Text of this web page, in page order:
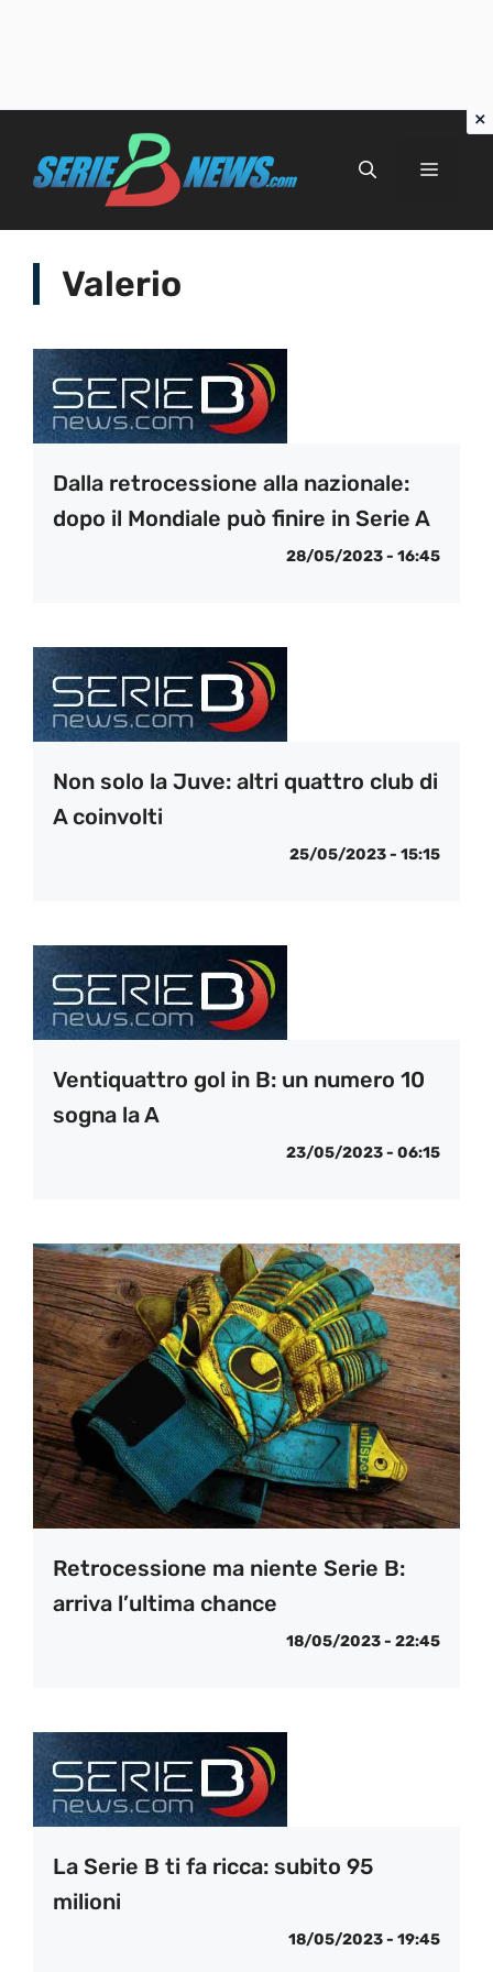
Menu
Valerio
Dalla retrocessione alla nazionale:
dopo il Mondiale può finire in Serie A
28/05/2023 - 16:45
Non solo la Juve: altri quattro club di
A coinvolti
25/05/2023 - 15:15
Ventiquattro gol in B: un numero 10
sogna la A
23/05/2023 - 06:15
Retrocessione ma niente Serie B:
arriva l’ultima chance
18/05/2023 - 22:45
La Serie B ti fa ricca: subito 95
milioni
18/05/2023 - 19:45